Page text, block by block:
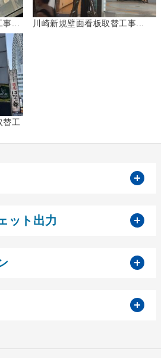
... 川崎新規壁面看板取替工事...
替工
ット出力